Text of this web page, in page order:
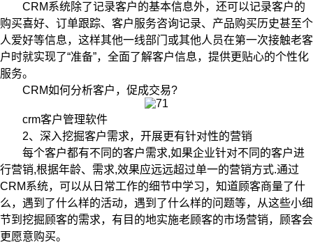
CRM系统除了记录客户的基本信息外，还可以记录客户的
购买喜好、订单跟踪、客户服务咨询记录、产品购买历史甚至个
人爱好等信息，这样其他一线部门或其他人员在第一次接触老客
户时就实现了“准备”，全面了解客户信息，提供更贴心的个性化
服务。
CRM如何分析客户，促成交易?
crm客户管理软件
2、深入挖掘客户需求，开展更有针对性的营销
每个客户都有不同的客户需求,如果企业针对不同的客户进
行营销,根据年龄、需求,效果应远远超过单一的营销方式.通过
CRM系统，可以从日常工作的细节中学习，知道顾客商量了什
么，遇到了什么样的活动，遇到了什么样的问题等，从这些小细
节到挖掘顾客的需求，有目的地实施老顾客的市场营销，顾客会
更愿意购买。